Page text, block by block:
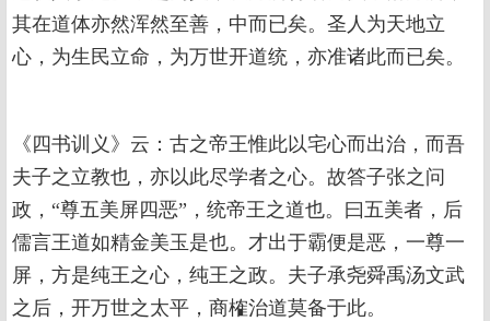
其在道体亦然浑然至善，中而已矣。圣人为天地立
心，为生民立命，为万世开道统，亦准诸此而已矣。
《四书训义》云：古之帝王惟此以宅心而出治，而吾
夫子之立教也，亦以此尽学者之心。故答子张之问
政，“尊五美屏四恶”，统帝王之道也。曰五美者，后
儒言王道如精金美玉是也。才出于霸便是恶，一尊一
屏，方是纯王之心，纯王之政。夫子承尧舜禹汤文武
之后，开万世之太平，商榷治道莫备于此。